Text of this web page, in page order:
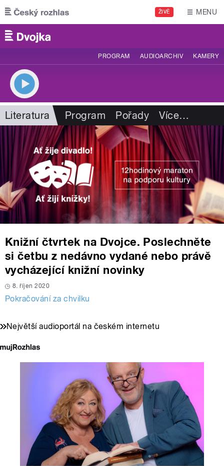
Přejít k hlavnímu obsahu
ŽIVĚ MENU
PROGRAM AUDIOARCHIV KAMERY
Literatura Program Pořady Více…
Knižní čtvrtek na Dvojce. Poslechněte
si četbu z nedávno vydané nebo právě
vycházející knižní novinky
8. říjen 2020
Pokračování za chvilku
Největší audioportál na českém internetu